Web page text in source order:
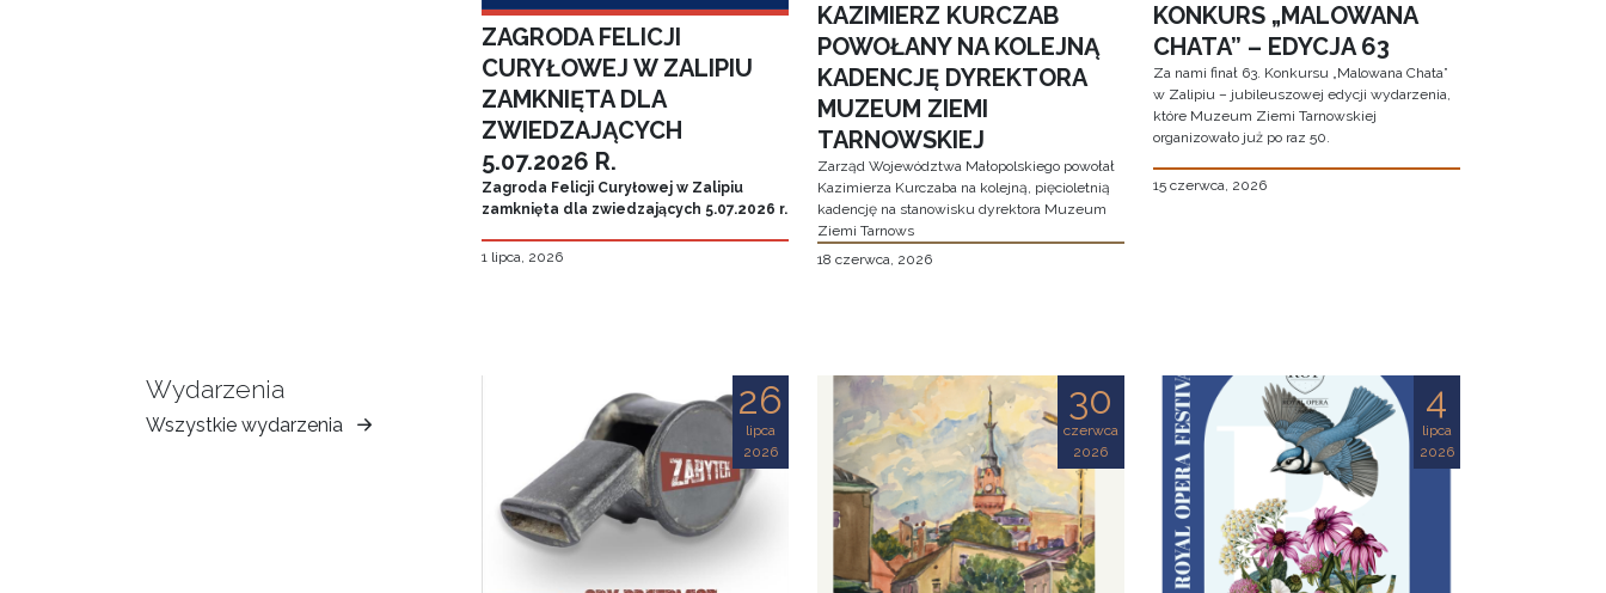
ZAGRODA FELICJI
CURYŁOWEJ W ZALIPIU
ZAMKNIĘTA DLA
ZWIEDZAJĄCYCH
5.07.2026 R.
Zagroda Felicji Curyłowej w Zalipiu
zamknięta dla zwiedzających 5.07.2026 r.
1 lipca, 2026
KAZIMIERZ KURCZAB
POWOŁANY NA KOLEJNĄ
KADENCJĘ DYREKTORA
MUZEUM ZIEMI
TARNOWSKIEJ
Zarząd Województwa Małopolskiego powołał
Kazimierza Kurczaba na kolejną, pięcioletnią
kadencję na stanowisku dyrektora Muzeum
Ziemi Tarnows
18 czerwca, 2026
KONKURS „MALOWANA
CHATA” – EDYCJA 63
Za nami finał 63. Konkursu „Malowana Chata”
w Zalipiu – jubileuszowej edycji wydarzenia,
które Muzeum Ziemi Tarnowskiej
organizowało już po raz 50.
15 czerwca, 2026
Wydarzenia
Wszystkie wydarzenia
Muzeum
26
lipca
2026
30
czerwca
2026
4
lipca
2026